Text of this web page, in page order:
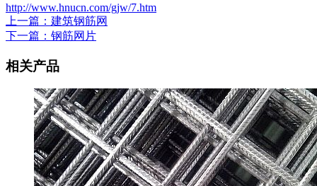
http://www.hnucn.com/gjw/7.htm
上一篇：建筑钢筋网
下一篇：钢筋网片
相关产品